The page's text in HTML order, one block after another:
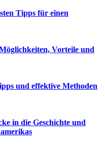
Tipps für einen
Vorteile und
und effektive Methoden
in die Geschichte und